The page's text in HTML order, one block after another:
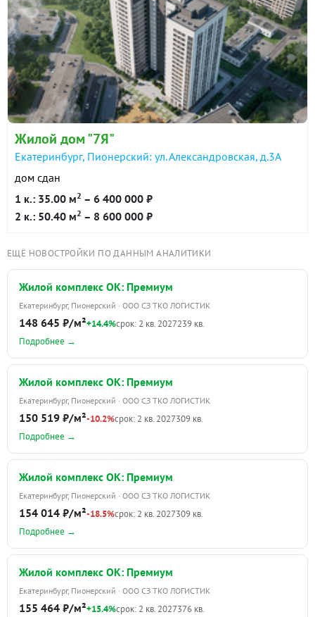
Жилой дом "7Я"
Екатеринбург, Пионерский: ул. Александровская, д.3А
дом сдан
1 к.: 35.00 м2 – 6 400 000 ₽
2 к.: 50.40 м2 – 8 600 000 ₽
ЕЩЁ НОВОСТРОЙКИ ПО ДАННЫМ АНАЛИТИКИ
Жилой комплекс ОК: Премиум
Екатеринбург, Пионерский · ООО СЗ ТКО ЛОГИСТИК
148 645 ₽/м²+14.4%срок: 2 кв. 2027239 кв.
Подробнее →
Жилой комплекс ОК: Премиум
Екатеринбург, Пионерский · ООО СЗ ТКО ЛОГИСТИК
150 519 ₽/м²-10.2%срок: 2 кв. 2027309 кв.
Подробнее →
Жилой комплекс ОК: Премиум
Екатеринбург, Пионерский · ООО СЗ ТКО ЛОГИСТИК
154 014 ₽/м²-18.5%срок: 2 кв. 2027309 кв.
Подробнее →
Жилой комплекс ОК: Премиум
Екатеринбург, Пионерский · ООО СЗ ТКО ЛОГИСТИК
155 464 ₽/м²+15.4%срок: 2 кв. 2027376 кв.